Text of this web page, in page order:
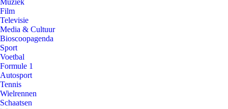
Muziek
Film
Televisie
Media & Cultuur
Bioscoopagenda
Sport
Voetbal
Formule 1
Autosport
Tennis
Wielrennen
Schaatsen